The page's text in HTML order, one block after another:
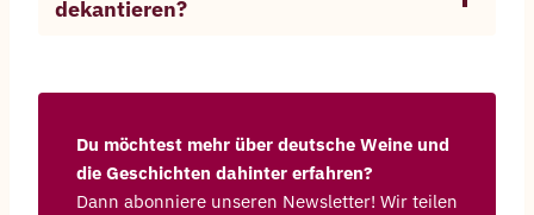
dekantieren?
Du möchtest mehr über deutsche Weine und
die Geschichten dahinter erfahren?
Dann abonniere unseren Newsletter! Wir teilen